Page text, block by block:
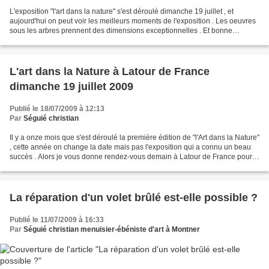
L'exposition "l'art dans la nature" s'est déroulé dimanche 19 juillet , et
aujourd'hui on peut voir les meilleurs moments de l'exposition . Les oeuvres
sous les arbres prennent des dimensions exceptionnelles . Et bonne
L'art dans la Nature à Latour de France
dimanche 19 juillet 2009
Publié le 18/07/2009 à 12:13
Par Séguié christian
Il y a onze mois que s'est déroulé la première édition de "l'Art dans la Nature"
, cette année on change la date mais pas l'exposition qui a connu un beau
succès . Alors je vous donne rendez-vous demain à Latour de France pour
La réparation d'un volet brûlé est-elle possible ?
Publié le 11/07/2009 à 16:33
Par Séguié christian menuisier-ébéniste d'art à Montner